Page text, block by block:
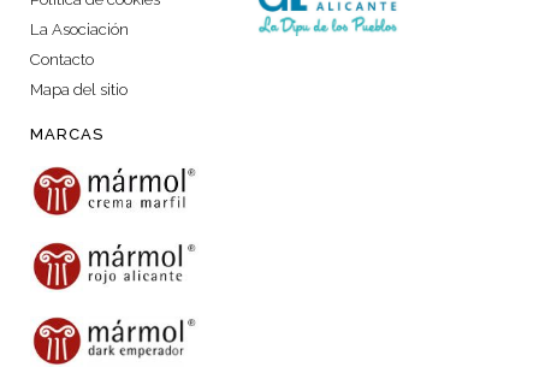
La Asociación
Contacto
Mapa del sitio
MARCAS